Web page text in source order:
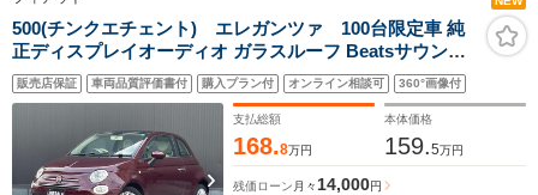
500(チンクエチェント) エレガンツァ 100台限定車 純
正ディスプレイオーディオ ガラスルーフ Beatsサウンド
パドルシフト クルーズコントロール ステアリングスイッ
チ 白革ステアリング フォグランプ 純正15インチアルミホ
販売店保証 車両品質評価書付 購入プラン付 オンライン相談可 360°画像付
支払総額
168.8万円
本体価格
159.5万円
残価ローン 月々 14,000円